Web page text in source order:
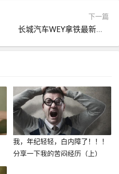
下一篇
长城汽车WEY拿铁最新消息，第三季度上市
我，年纪轻轻，白内障了！！！
分享一下我的苦闷经历（上）